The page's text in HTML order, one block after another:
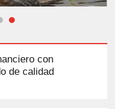
con
de calidad